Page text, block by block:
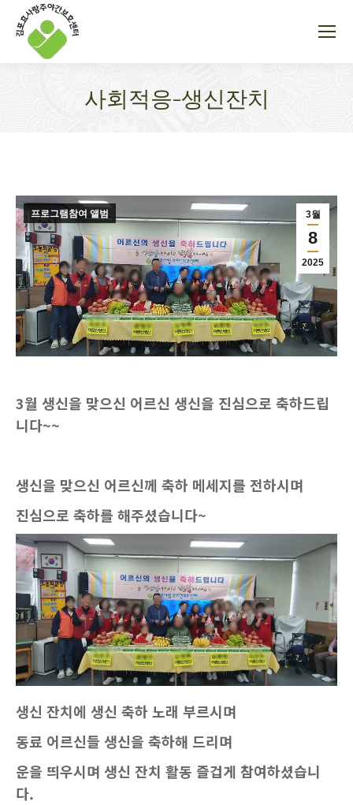
사회적응-생신잔치
3월
8
2025
프로그램참여 앨범
3월 생신을 맞으신 어르신 생신을 진심으로 축하드립
니다~~
생신을 맞으신 어르신께 축하 메세지를 전하시며
진심으로 축하를 해주셨습니다~
생신 잔치에 생신 축하 노래 부르시며
동료 어르신들 생신을 축하해 드리며
운을 띄우시며 생신 잔치 활동 즐겁게 참여하셨습니
다.